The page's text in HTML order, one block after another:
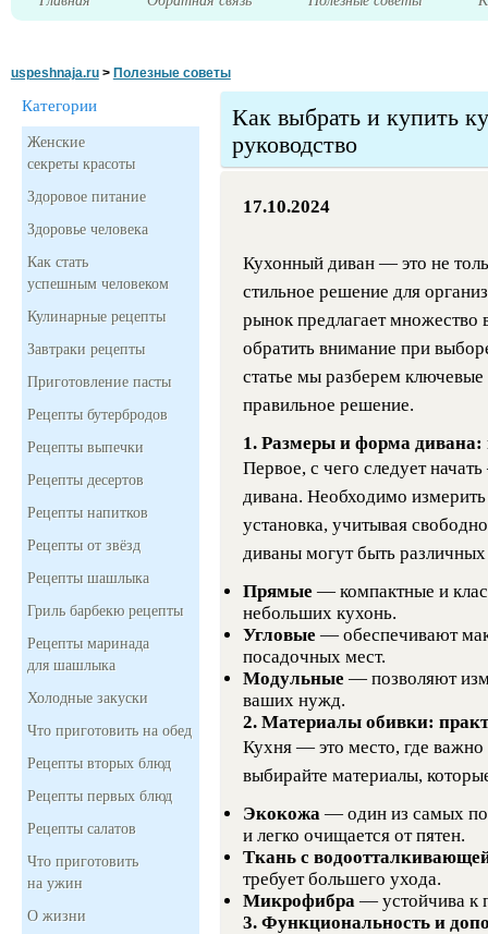
uspeshnaja.ru> Полезные советы
Категории
Женские
секреты красоты
Здоровое питание
Здоровье человека
Как стать
успешным человеком
Кулинарные рецепты
Завтраки рецепты
Приготовление пасты
Рецепты бутербродов
Рецепты выпечки
Рецепты десертов
Рецепты напитков
Рецепты от звёзд
Рецепты шашлыка
Гриль барбекю рецепты
Рецепты маринада
для шашлыка
Холодные закуски
Что приготовить на обед
Рецепты вторых блюд
Рецепты первых блюд
Рецепты салатов
Что приготовить
на ужин
О жизни
Как выбрать и купить
руководство
17.10.2024
Кухонный диван — это не
стильное решение для
рынок предлагает множество
обратить внимание при
статье мы разберем
правильное решение.
1. Размеры и форма
Первое, с чего следует
дивана. Необходимо измерить
установка, учитывая
диваны могут быть
Прямые — компактные и
небольших кухонь.
Угловые — обеспечивают
посадочных мест.
Модульные — позволяют
ваших нужд.
2. Материалы обивки:
Кухня — это место, где важно
выбирайте материалы,
Экокожа — один из самых
и легко очищается от пятен.
Ткань с
требует большего ухода.
Микрофибра — устойчива к
3. Функциональность и